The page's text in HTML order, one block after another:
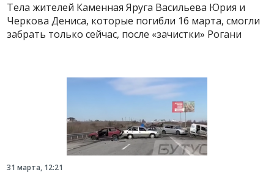
Тела жителей Каменная Яруга Васильева Юрия и
Черкова Дениса, которые погибли 16 марта, смогли
забрать только сейчас, после «зачистки» Рогани
31 марта, 12:21